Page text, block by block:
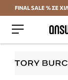
FINAL SALE % ΣΕ